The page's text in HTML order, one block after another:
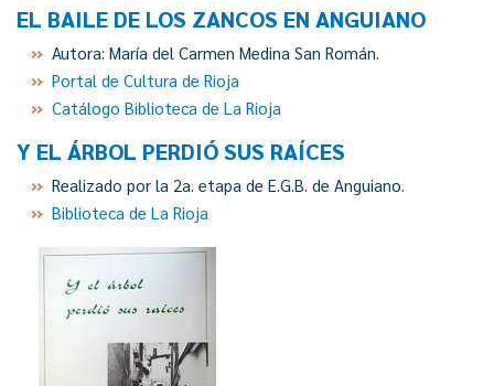
EL BAILE DE LOS ZANCOS EN ANGUIANO
Autora: María del Carmen Medina San Román.
Portal de Cultura de Rioja
Catálogo Biblioteca de La Rioja
Y EL ÁRBOL PERDIÓ SUS RAÍCES
Realizado por la 2a. etapa de E.G.B. de Anguiano.
Biblioteca de La Rioja